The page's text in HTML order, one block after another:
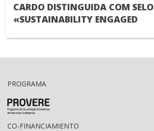
CARDO DISTINGUIDA COM SELO
«SUSTAINABILITY ENGAGED
PROGRAMA
CO-FINANCIAMIENTO